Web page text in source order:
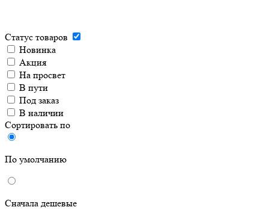
Статус товаров
Новинка
Акция
На просвет
В пути
Под заказ
В наличии
Сортировать по
По умолчанию
Сначала дешевые